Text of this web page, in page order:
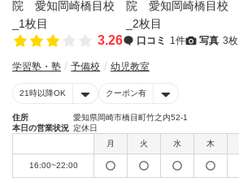
3.26 口コミ 1件 写真 3枚
学習塾・塾 予備校 幼児教室
21時以降OK クーポン有
住所
愛知県岡崎市橋目町竹之内52-1
本日の営業状況 定休日
月
火 水 木
16:00~22:00